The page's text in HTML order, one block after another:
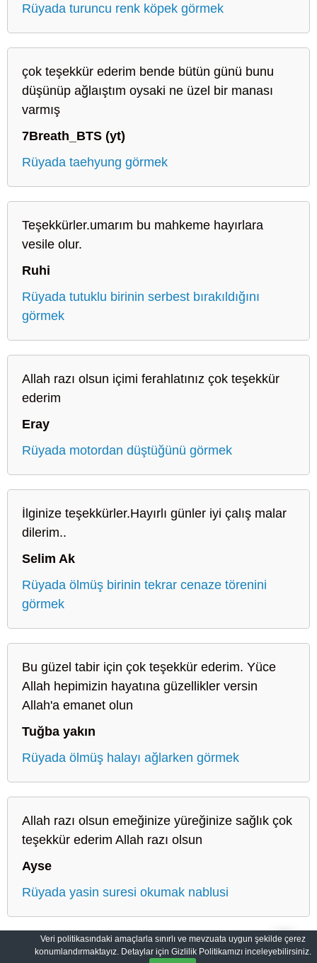
Rüyada turuncu renk köpek görmek
çok teşekkür ederim bende bütün günü bunu
düşünüp ağlaıştım oysaki ne üzel bir manası
varmış
7Breath_BTS (yt)
Rüyada taehyung görmek
Teşekkürler.umarım bu mahkeme hayırlara
vesile olur.
Ruhi
Rüyada tutuklu birinin serbest bırakıldığını
görmek
Allah razı olsun içimi ferahlatınız çok teşekkür
ederim
Eray
Rüyada motordan düştüğünü görmek
İlginize teşekkürler.Hayırlı günler iyi çalış malar
dilerim..
Selim Ak
Rüyada ölmüş birinin tekrar cenaze törenini
görmek
Bu güzel tabir için çok teşekkür ederim. Yüce
Allah hepimizin hayatına güzellikler versin
Allah'a emanet olun
Tuğba yakın
Rüyada ölmüş halayı ağlarken görmek
Allah razı olsun emeğinize yüreğinize sağlık çok
teşekkür ederim Allah razı olsun
Ayse
Rüyada yasin suresi okumak nablusi
Sahih Rüyalar: Rüyaların Dilini Öğrenin Gizlilik Politikası
Veri politikasındaki amaçlarla sınırlı ve mevzuata uygun şekilde çerez
konumlandırmaktayız. Detaylar için Gizlilik Politikamızı inceleyebilirsiniz.